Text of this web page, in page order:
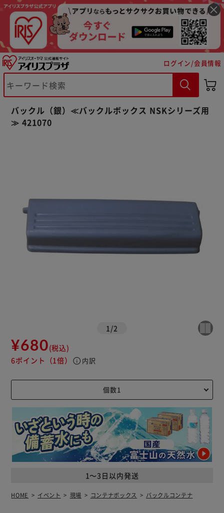
ログイン/会員情報
バックル（銀）≪バックルボックス NSKシリーズ用
≫ 421070
1 /2
¥680(税込)
6ポイント （1倍） info 内訳
1～3日以内発送
HOME イベント 現場 コンテナボックス バックルコンテナ
※ご確認ください
カートに入れる 購入手続きへ